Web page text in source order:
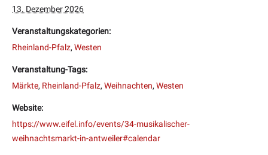
13. Dezember 2026
Veranstaltungskategorien:
Rheinland-Pfalz, Westen
Veranstaltung-Tags:
Märkte, Rheinland-Pfalz, Weihnachten, Westen
Website:
https://www.eifel.info/events/34-musikalischer-
weihnachtsmarkt-in-antweiler#calendar